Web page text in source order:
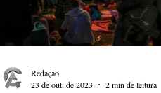
Redação
23 de out. de 2023
2 min de leitura